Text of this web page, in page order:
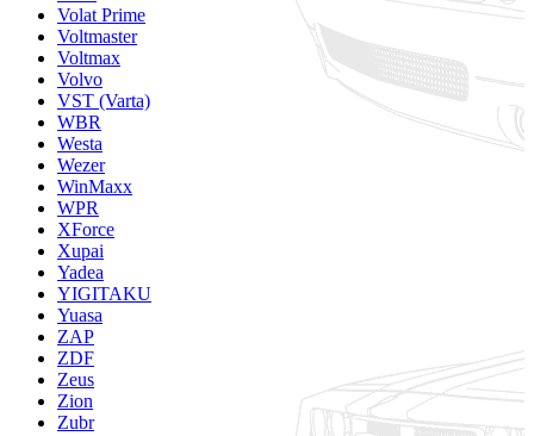
Volat Prime
Voltmaster
Voltmax
Volvo
VST (Varta)
WBR
Westa
Wezer
WinMaxx
WPR
XForce
Xupai
Yadea
YIGITAKU
Yuasa
ZAP
ZDF
Zeus
Zion
Zubr